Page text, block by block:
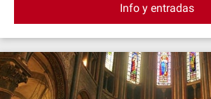
Info y entradas